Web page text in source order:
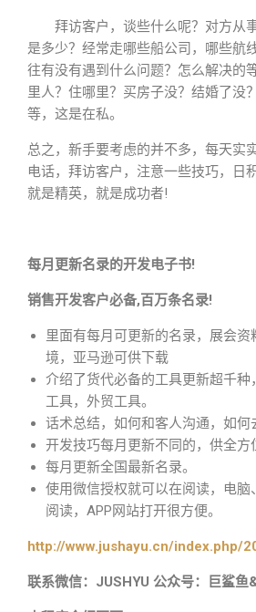
拜访客户，谈些什么呢？对方从
是多少？经常走哪些船公司，哪些航
往有没有遇到什么问题？怎么解决的
里人？住哪里？买房子没？结婚了没
等，这是在私。
总之，新手要考虑的并不多，每天实
电话，拜访客户，注意一些技巧，日
就是精英，就是成功者!
每月更新名录的开发电子书!
销售开发客户必备,百万条名录!
里面有每月可更新的名录，展会
境，亚马逊可供下载
介绍了货代必备的工具更新超千种
工具，外贸工具。
话术总结，如何和客人沟通，如何
开发技巧每月更新不同的，供全方
每月更新全国最新名录。
使用微信授权就可以在阅读，电脑
阅读，APP网站打开很方便。
http://www.jushayu.cn/index.php/
联系微信：JUSHYU 公众号：巨鲨鱼